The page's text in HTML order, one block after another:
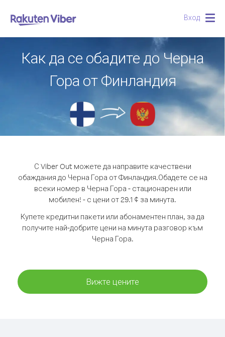
Вход
Как да се обадите до Черна
Гора от Финландия
С Viber Out можете да направите качествени
обаждания до Черна Гора от Финландия.Обадете се на
всеки номер в Черна Гора - стационарен или
мобилен! - с цени от 29.1 ¢ за минута.
Купете кредитни пакети или абонаментен план, за да
получите най-добрите цени на минута разговор към
Черна Гора.
Вижте цените